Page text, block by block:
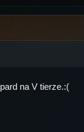
na V tierze.:(